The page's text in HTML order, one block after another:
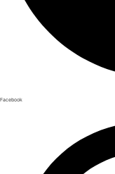
Facebook